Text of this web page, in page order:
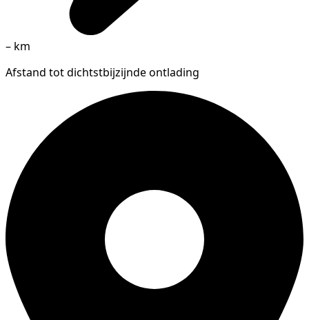
– km
Afstand tot dichtstbijzijnde ontlading